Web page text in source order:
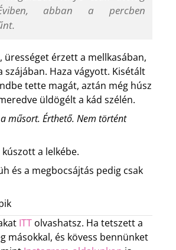
abban a percben
ürességet érzett a mellkasában,
szájában. Haza vágyott. Kisétált
tette magát, aztán még húsz
üldögélt a kád szélén.
műsort. Érthető. Nem történt
a lelkébe.
és a megbocsájtás pedig csak
ITTolvashatsz. Ha tetszett a
másokkal, és kövess bennünket